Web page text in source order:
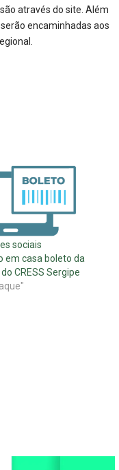
através do site. Além
encaminhadas aos
sociais
em casa boleto da
CRESS Sergipe